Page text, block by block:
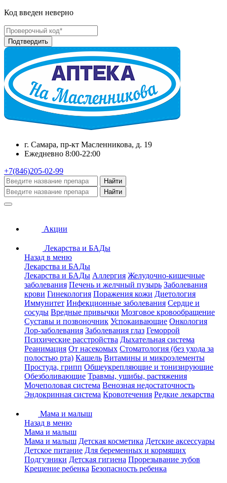
Код введен неверно
г. Самара, пр-кт Масленникова, д. 19
Ежедневно 8:00-22:00
+7(846)205-02-99
Найти
Найти
Акции
Лекарства и БАДы
Назад в меню
Лекарства и БАДы
Лекарства и БАДы Аллергия Желудочно-кишечные
заболевания Печень и желчный пузырь Заболевания
крови Гинекология Поражения кожи Диетология
Иммунитет Инфекционные заболевания Сердце и
сосуды Вредные привычки Мозговое кровообращение
Суставы и позвоночник Успокаивающие Онкология
Лор-заболевания Заболевания глаз Геморрой
Психические расстройства Дыхательная система
Реанимация От насекомых Стоматология (без ухода за
полостью рта) Кашель Витамины и микроэлементы
Простуда, грипп Общеукрепляющие и тонизирующие
Обезболивающие Травмы, ушибы, растяжения
Мочеполовая система Венозная недостаточность
Эндокринная система Кровотечения Редкие лекарства
Мама и малыш
Назад в меню
Мама и малыш
Мама и малыш Детская косметика Детские аксессуары
Детское питание Для беременных и кормящих
Подгузники Детская гигиена Прорезывание зубов
Крещение ребенка Безопасность ребенка